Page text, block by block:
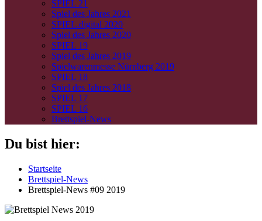
SPIEL 21
Spiel des Jahres 2021
SPIEL.digital 2020
Spiel des Jahres 2020
SPIEL 19
Spiel des Jahres 2019
Spielwarenmesse Nürnberg 2019
SPIEL 18
Spiel des Jahres 2018
SPIEL 17
SPIEL 16
Brettspiel-News
Du bist hier:
Startseite
Brettspiel-News
Brettspiel-News #09 2019